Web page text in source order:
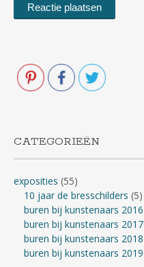
CATEGORIEËN
exposities (55)
10 jaar de bresschilders (5)
buren bij kunstenaars 2016
buren bij kunstenaars 2017
buren bij kunstenaars 2018
buren bij kunstenaars 2019